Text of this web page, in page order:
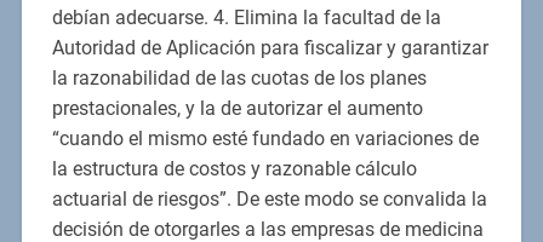
debían adecuarse. 4. Elimina la facultad de la
Autoridad de Aplicación para fiscalizar y garantizar
la razonabilidad de las cuotas de los planes
prestacionales, y la de autorizar el aumento
“cuando el mismo esté fundado en variaciones de
la estructura de costos y razonable cálculo
actuarial de riesgos”. De este modo se convalida la
decisión de otorgarles a las empresas de medicina